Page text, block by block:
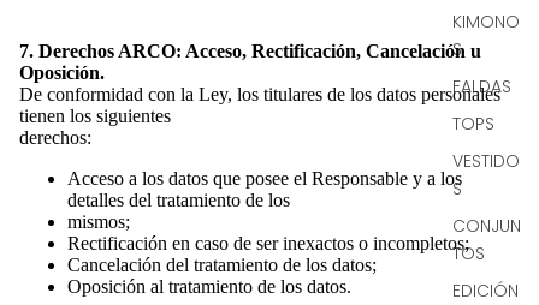
KIMONO
S
FALDAS
TOPS
VESTIDO
S
CONJUN
TOS
EDICIÓN
7. Derechos ARCO: Acceso, Rectificación, Cancelación u
Oposición.
De conformidad con la Ley, los titulares de los datos personales
tienen los siguientes
derechos:
Acceso a los datos que posee el Responsable y a los
detalles del tratamiento de los
mismos;
Rectificación en caso de ser inexactos o incompletos;
Cancelación del tratamiento de los datos;
Oposición al tratamiento de los datos.